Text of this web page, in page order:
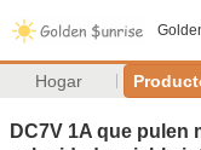
Hogar
DC7V 1A que pulen